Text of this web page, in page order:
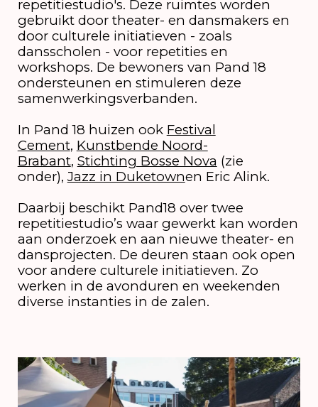
repetitiestudio's. Deze ruimtes worden
gebruikt door theater- en dansmakers en
door culturele initiatieven - zoals
dansscholen - voor repetities en
workshops. De bewoners van Pand 18
ondersteunen en stimuleren deze
samenwerkingsverbanden.
In Pand 18 huizen ook Festival
Cement, Kunstbende Noord-
Brabant, Stichting Bosse Nova (zie
onder), Jazz in Duketownen Eric Alink.
Daarbij beschikt Pand18 over twee
repetitiestudio’s waar gewerkt kan worden
aan onderzoek en aan nieuwe theater- en
dansprojecten. De deuren staan ook open
voor andere culturele initiatieven. Zo
werken in de avonduren en weekenden
diverse instanties in de zalen.